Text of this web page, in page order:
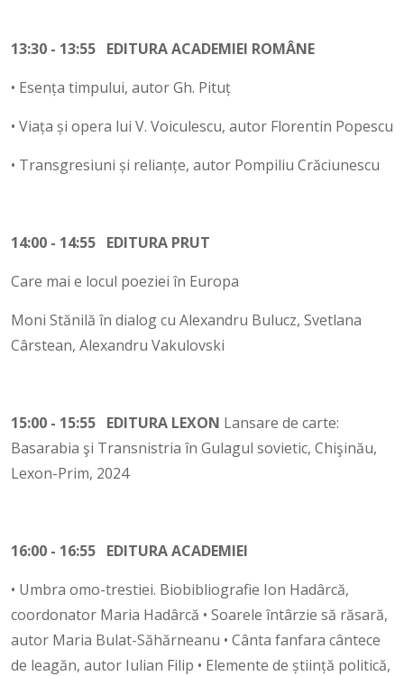
13:30 - 13:55 EDITURA ACADEMIEI ROMÂNE
• Esența timpului, autor Gh. Pituț
• Viața și opera lui V. Voiculescu, autor Florentin Popescu
• Transgresiuni și relianțe, autor Pompiliu Crăciunescu
14:00 - 14:55 EDITURA PRUT
Care mai e locul poeziei în Europa
Moni Stănilă în dialog cu Alexandru Bulucz, Svetlana
Cârstean, Alexandru Vakulovski
15:00 - 15:55 EDITURA LEXON Lansare de carte:
Basarabia şi Transnistria în Gulagul sovietic, Chişinău,
Lexon-Prim, 2024
16:00 - 16:55 EDITURA ACADEMIEI
• Umbra omo-trestiei. Biobibliografie Ion Hadârcă,
coordonator Maria Hadârcă • Soarele întârzie să răsară,
autor Maria Bulat-Săhărneanu • Cânta fanfara cântece
de leagăn, autor Iulian Filip • Elemente de știință politică,